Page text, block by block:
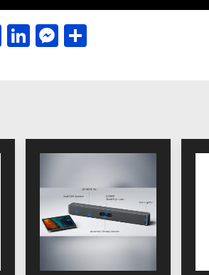
Facebook
LinkedIn
Messenger
Μοιραστείτε